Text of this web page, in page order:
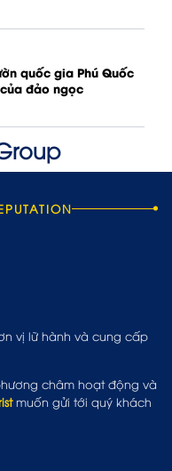
quốc gia Phú Quốc
đảo ngọc
vị lữ hành và cung cấp
châm hoạt động và
muốn gửi tới quý khách